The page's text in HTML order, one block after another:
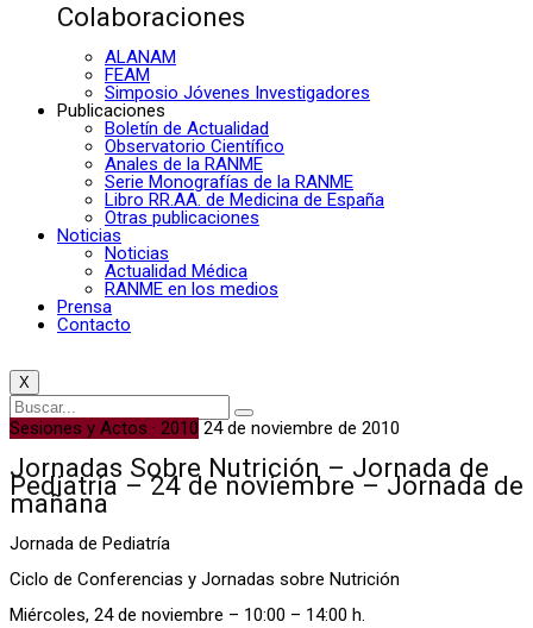
Colaboraciones
ALANAM
FEAM
Simposio Jóvenes Investigadores
Publicaciones
Boletín de Actualidad
Observatorio Científico
Anales de la RANME
Serie Monografías de la RANME
Libro RR.AA. de Medicina de España
Otras publicaciones
Noticias
Noticias
Actualidad Médica
RANME en los medios
Prensa
Contacto
X
Sesiones y Actos · 2010 24 de noviembre de 2010
Jornadas Sobre Nutrición – Jornada de
Pediatría – 24 de noviembre – Jornada de
mañana
Jornada de Pediatría
Ciclo de Conferencias y Jornadas sobre Nutrición
Miércoles, 24 de noviembre – 10:00 – 14:00 h.